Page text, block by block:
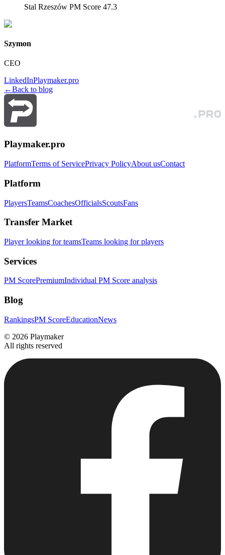
Stal Rzeszów PM Score 47.3
Szymon
CEO
LinkedInPlaymaker.pro
←Back to blog
Playmaker.pro
PlatformTerms of ServicePrivacy PolicyAbout usContact
Platform
PlayersTeamsCoachesOfficialsScoutsFans
Transfer Market
Player looking for teamsTeams looking for players
Services
PM ScorePremiumIndividual PM Score analysis
Blog
RankingsPM ScoreEducationNews
© 2026 Playmaker
All rights reserved